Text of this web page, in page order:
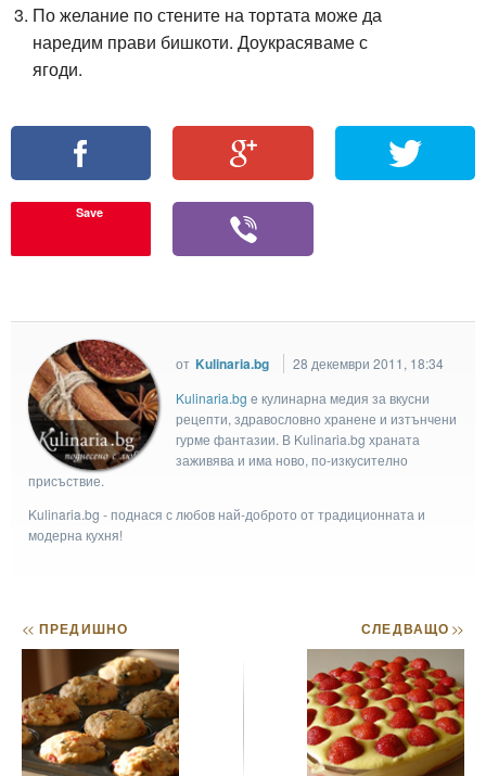
По желание по стените на тортата може да
наредим прави бишкоти. Доукрасяваме с
ягоди.
Save
от Kulinaria.bg
28 декември 2011, 18:34
Kulinaria.bg e кулинарна медия за вкусни
рецепти, здравословно хранене и изтънчени
гурме фантазии. В Kulinaria.bg храната
заживява и има ново, по-изкусително
присъствие.
Kulinaria.bg - поднася с любов най-доброто от традиционната и
модерна кухня!
<< ПРЕДИШНО СЛЕДВАЩО>>